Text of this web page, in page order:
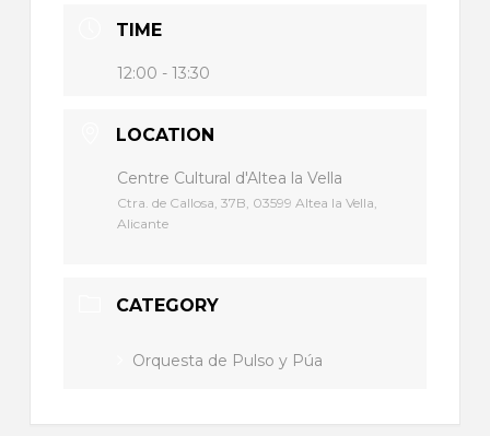
TIME
12:00 - 13:30
LOCATION
Centre Cultural d'Altea la Vella
Ctra. de Callosa, 37B, 03599 Altea la Vella,
Alicante
CATEGORY
Orquesta de Pulso y Púa